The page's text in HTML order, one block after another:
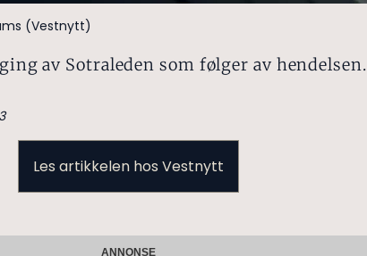
(Vestnytt)
av Sotraleden som følger av hendelsen.
Les artikkelen hos Vestnytt
ANNONSE